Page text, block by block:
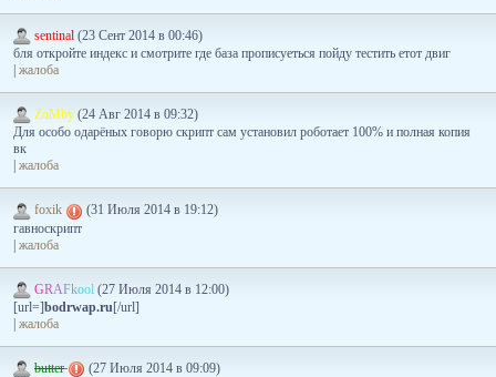
sentinal (23 Сент 2014 в 00:46)
бля откройте индекс и смотрите где база прописуеться пойду тестить етот двиг
жалоба
ZoMby (24 Авг 2014 в 09:32)
Для особо одарёных говорю скрипт сам установил роботает 100% и полная копия
вк
жалоба
foxik
(31 Июля 2014 в 19:12)
гавноскрипт
| жалоба
GRAFkool (27 Июля 2014 в 12:00)
[url=]bodrwap.ru[/url]
| жалоба
butter
(27 Июля 2014 в 09:09)